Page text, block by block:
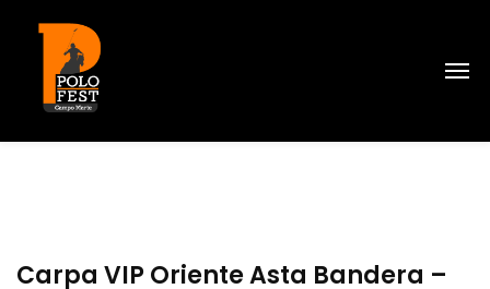
Carpa VIP Oriente Asta Bandera –